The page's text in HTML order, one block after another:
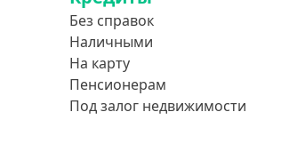
Без справок
Наличными
На карту
Пенсионерам
Под залог недвижимости